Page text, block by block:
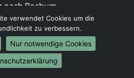
nach Bochum
nach Wuppertal
nach Bielefeld
nach Bonn
nach Münster
verwendet Cookies um die
zu verbessern.
Nur notwendige Cookies